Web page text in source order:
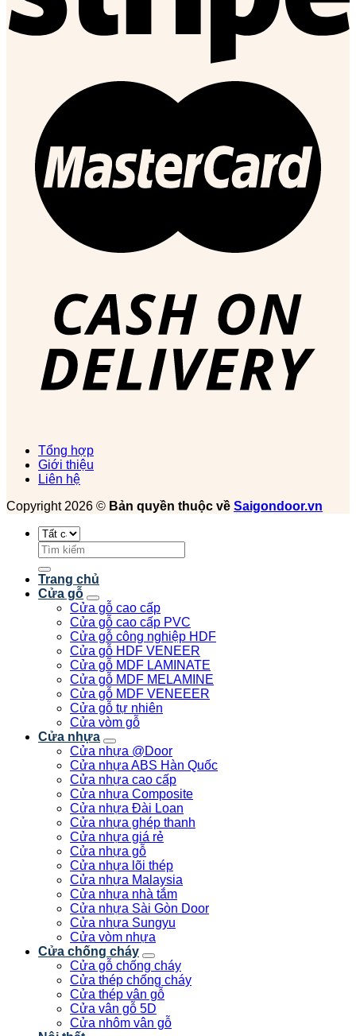
Tổng hợp
Giới thiệu
Liên hệ
Copyright 2026 © Bản quyền thuộc về Saigondoor.vn
Tìm
kiếm:
Trang chủ
Cửa gỗ
Cửa gỗ cao cấp
Cửa gỗ cao cấp PVC
Cửa gỗ công nghiệp HDF
Cửa gỗ HDF VENEER
Cửa gỗ MDF LAMINATE
Cửa gỗ MDF MELAMINE
Cửa gỗ MDF VENEEER
Cửa gỗ tự nhiên
Cửa vòm gỗ
Cửa nhựa
Cửa nhựa @Door
Cửa nhựa ABS Hàn Quốc
Cửa nhựa cao cấp
Cửa nhựa Composite
Cửa nhựa Đài Loan
Cửa nhựa ghép thanh
Cửa nhựa giá rẻ
Cửa nhựa gỗ
Cửa nhựa lõi thép
Cửa nhựa Malaysia
Cửa nhựa nhà tắm
Cửa nhựa Sài Gòn Door
Cửa nhựa Sungyu
Cửa vòm nhựa
Cửa chống cháy
Cửa gỗ chống cháy
Cửa thép chống cháy
Cửa thép vân gỗ
Cửa vân gỗ 5D
Cửa nhôm vân gỗ